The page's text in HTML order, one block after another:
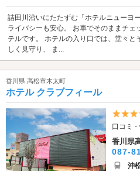
詰田川沿いにたたずむ「ホテルニューヨ
ライバシーも安心。 お車でそのままチ
テルです。 ホテルの入り口では、堂々と
しく見守り、 ま...
香川県 高松市木太町
ホテル クラブフィール
口コミ -
香川県
087-
沖